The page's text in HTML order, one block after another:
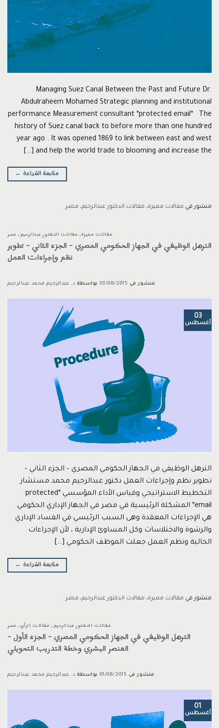
Managing Suez Canal Between the Past and Future Dr.
Abdulraheem Mohamed Strategic planning and institutional
performance Measurement consultant *protected email* The
history of Suez canal back to before more than one hundred
year ago . It was opened 1869 to link between east and west
and help the world trade to blooming and increase the […]
متابعة القراءة ←
منشور في مقالات مميزة، مقالات الدكتور عبدالرحيم، مصر
مقالات مميزة، مقالات الدكتور عبدالرحيم، مصر
الترهل الوظيفي في الجهاز الحكومي المصري – الجزء الثاني – تطوير
نظم وإجراءات العمل
منشور في 03/08/2015 بواسطة د. عبدالرحيم محمد عبدالرحيم
03
أغسطس
الترهل الوظيفي في الجهاز الحكومي المصري – الجزء الثاني –
تطوير نظم وإجراءات العمل دكتور عبدالرحيم محمد مستشار
التخطيط الاستراتيجي وقياس الأداء المؤسسي *protected
email* المشكلة الرئيسية في مصر في الجهاز الإداري الحكومي
هي الإجراءات المعقدة وهى السبب الرئيسي في الفساد الإداري
والرشوة والاختلاسات وكل المساوئ الإدارية ، لأن الإجراءات
الحالية ونظم العمل جعلت الموظف الحكومي […]
متابعة القراءة ←
منشور في مقالات مميزة، مقالات الدكتور عبدالرحيم، مصر
مقالات الدكتور عبدالرحيم، مقالات الرأي، مصر
الترهل الوظيفي في الجهاز الحكومي المصري – الجزء الأول –
العنصر البشري وخطة التدريب التحويلي
منشور في 01/08/2015 بواسطة د. عبدالرحيم محمد عبدالرحيم
01
أغسطس